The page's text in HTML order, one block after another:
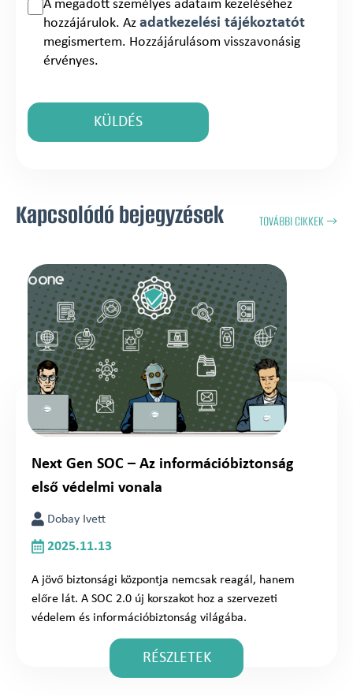
A megadott személyes adataim kezeléséhez
hozzájárulok. Az adatkezelési tájékoztatót
megismertem. Hozzájárulásom visszavonásig
érvényes.
Kapcsolódó bejegyzések TOVÁBBI CIKKEK →
Next Gen SOC – Az információbiztonság
első védelmi vonala
Dobay Ivett
2025.11.13
A jövő biztonsági központja nemcsak reagál, hanem
előre lát. A SOC 2.0 új korszakot hoz a szervezeti
védelem és információbiztonság világába.
RÉSZLETEK